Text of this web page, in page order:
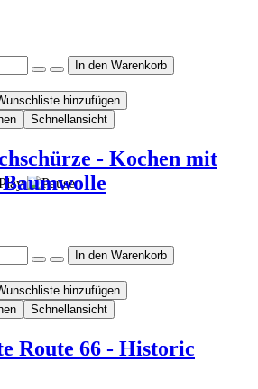
hinzufügen
Schnellansicht
- Kochen mit
hinzufügen
Schnellansicht
Route 66 - Historic